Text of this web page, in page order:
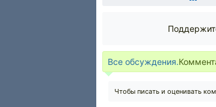
Все обсуждения.
Чтобы писать и оценивать